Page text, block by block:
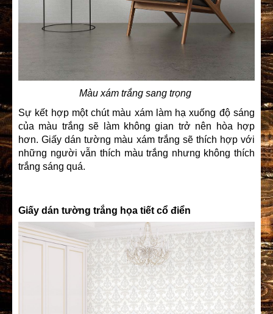
Màu xám trắng sang trọng
Sự kết hợp một chút màu xám làm hạ xuống độ sáng
của màu trắng sẽ làm không gian trở nên hòa hợp
hơn. Giấy dán tường màu xám trắng sẽ thích hợp với
những người vẫn thích màu trắng nhưng không thích
trắng sáng quá.
Giấy dán tường trắng họa tiết cổ điển